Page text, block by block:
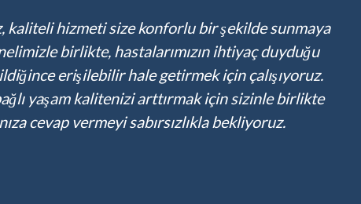
kaliteli hizmeti size konforlu bir şekilde sunmaya
birlikte, hastalarımızın ihtiyaç duyduğu
erişilebilir hale getirmek için çalışıyoruz.
yaşam kalitenizi arttırmak için sizinle birlikte
cevap vermeyi sabırsızlıkla bekliyoruz.